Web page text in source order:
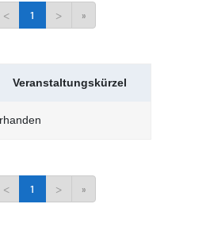
< 1 > »
Veranstaltungskürzel
< 1 > »